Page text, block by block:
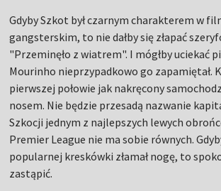
Gdyby Szkot był czarnym charakterem w
gangsterskim, to nie dałby się złapać
"Przeminęło z wiatrem". I mógłby uciekać
Mourinho nieprzypadkowo go zapamiętał.
pierwszej połowie jak nakręcony
nosem. Nie będzie przesadą nazwanie
Szkocji jednym z najlepszych lewych
Premier League nie ma sobie równych.
popularnej kreskówki złamał nogę, to
zastąpić.